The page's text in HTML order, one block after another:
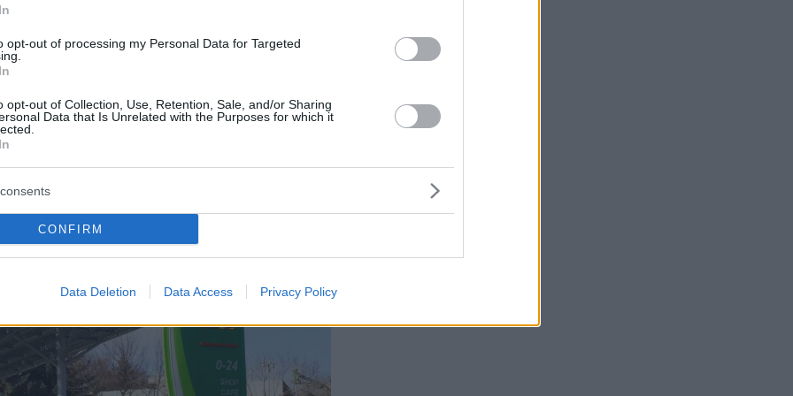
opt-out of processing my Personal Data for Targeted
opt-out of Collection, Use, Retention, Sale, and/or Sharing
Data that Is Unrelated with the Purposes for which it
CONFIRM
Data Deletion Data Access Privacy Policy
più ampi se la domanda continuerà a